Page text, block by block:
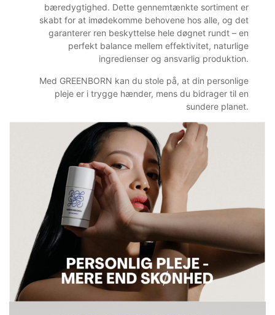
bæredygtighed. Dette gennemtænkte sortiment er
skabt for at imødekomme behovene hos alle, og det
garanterer ren beskyttelse hele døgnet rundt – en
perfekt balance mellem effektivitet, naturlige
ingredienser og ansvarlig produktion.
Med GREENBORN kan du stole på, at din personlige
pleje er i trygge hænder, mens du bidrager til en
sundere planet.